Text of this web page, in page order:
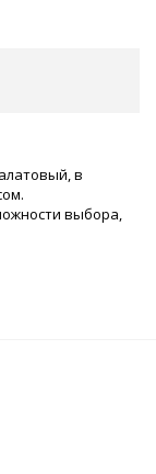
в
выбора,